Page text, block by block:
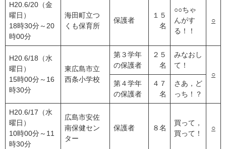
H20.6/20（金
曜日）
18時30分～20
時00分
海田町立つ
くも保育所
保護者
１５
名
○○ちゃ
んがす
る！！
○
H20.6/18（水
曜日）
15時00分～16
時30分
東広島市立
西条小学校
第３学年
の保護者
２５
名
みなおし
て！
○
第４学年
の保護者
４７
名
さあ，ど
っち！？
H20.6/17（水
曜日）
10時00分～11
時30分
広島市安佐
南保健セン
ター
保護者 ８名
買って，
買って！
○